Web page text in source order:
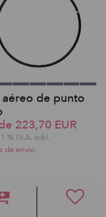
de punto
223,70 EUR
% I.V.A. exkl.
de envio